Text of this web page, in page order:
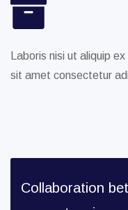
Laboris nisi ut aliquip
sit amet consectetur
Collaboration